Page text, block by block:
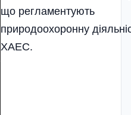
що регламентують
природоохоронну
ХАЕС.